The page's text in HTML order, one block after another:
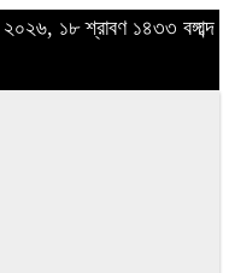
১৮ শ্রাবণ ১৪৩৩ বঙ্গাব্দ